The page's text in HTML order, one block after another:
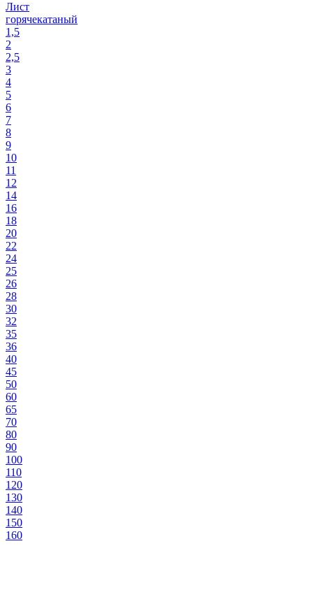
Лист
горячекатаный
1,5
2
2,5
3
4
5
6
7
8
9
10
11
12
14
16
18
20
22
24
25
26
28
30
32
35
36
40
45
50
60
65
70
80
90
100
110
120
130
140
150
160